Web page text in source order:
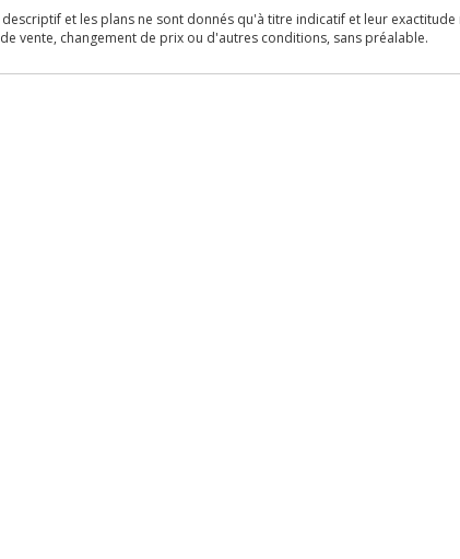
et les plans ne sont donnés qu'à titre indicatif et leur exactitude
vente, changement de prix ou d'autres conditions, sans préalable.